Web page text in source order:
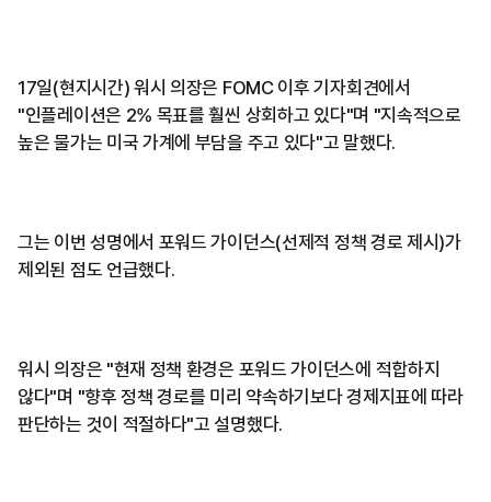
17일(현지시간) 워시 의장은 FOMC 이후 기자회견에서
"인플레이션은 2% 목표를 훨씬 상회하고 있다"며 "지속적으로
높은 물가는 미국 가계에 부담을 주고 있다"고 말했다.
그는 이번 성명에서 포워드 가이던스(선제적 정책 경로 제시)가
제외된 점도 언급했다.
워시 의장은 "현재 정책 환경은 포워드 가이던스에 적합하지
않다"며 "향후 정책 경로를 미리 약속하기보다 경제지표에 따라
판단하는 것이 적절하다"고 설명했다.